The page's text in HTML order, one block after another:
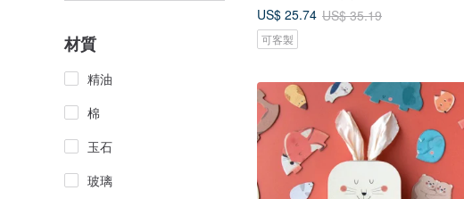
材質
精油
棉
玉石
玻璃
US$ 25.74 US$ 35.19
可客製